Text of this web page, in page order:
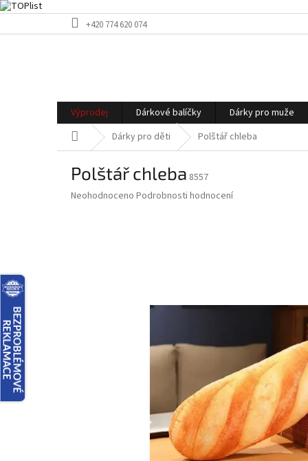
na
+420 774 620 074
Výprodej Dárkové balíčky Dárky pro muže
Domů Dárky pro děti Polštář chleba
Polštář chleba 8557
Průměrné
Neohodnoceno Podrobnosti hodnocení